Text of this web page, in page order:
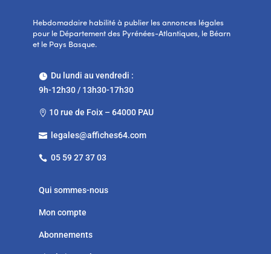
Hebdomadaire habilité à publier les annonces légales
pour le Département des Pyrénées-Atlantiques, le Béarn
et le Pays Basque.
Du lundi au vendredi :
9h-12h30 / 13h30-17h30
 10 rue de Foix – 64000 PAU
 legales@affiches64.com
 05 59 27 37 03
Qui sommes-nous
Mon compte
Abonnements